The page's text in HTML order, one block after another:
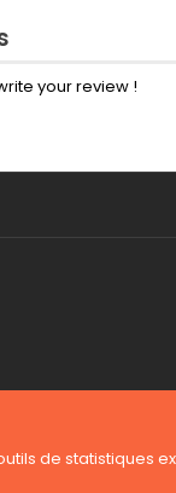
your review !
de statistiques